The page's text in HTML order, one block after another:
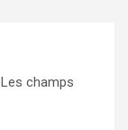
Les champs